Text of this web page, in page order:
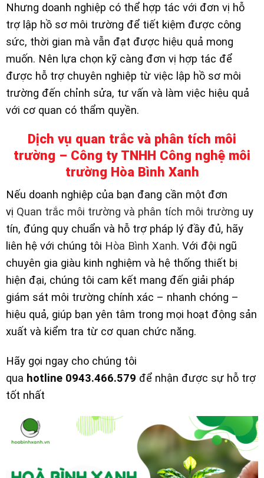
Nhưng doanh nghiệp có thể hợp tác với đơn vị hỗ
trợ lập hồ sơ môi trường để tiết kiệm được công
sức, thời gian mà vẫn đạt được hiệu quả mong
muốn. Nên lựa chọn kỹ càng đơn vị hợp tác để
được hỗ trợ chuyên nghiệp từ việc lập hồ sơ môi
trường đến chỉnh sửa, tư vấn và làm việc hiệu quả
với cơ quan có thẩm quyền.
Dịch vụ quan trắc và phân tích môi
trường – Công ty TNHH Công nghệ môi
trường Hòa Bình Xanh
Nếu doanh nghiệp của bạn đang cần một đơn
vị Quan trắc môi trường và phân tích môi trường uy
tín, đúng quy chuẩn và hỗ trợ pháp lý đầy đủ, hãy
liên hệ với chúng tôi Hòa Bình Xanh. Với đội ngũ
chuyên gia giàu kinh nghiệm và hệ thống thiết bị
hiện đại, chúng tôi cam kết mang đến giải pháp
giám sát môi trường chính xác – nhanh chóng –
hiệu quả, giúp bạn yên tâm trong mọi hoạt động sản
xuất và kiểm tra từ cơ quan chức năng.
Hãy gọi ngay cho chúng tôi
qua hotline 0943.466.579 để nhận được sự hỗ trợ
tốt nhất